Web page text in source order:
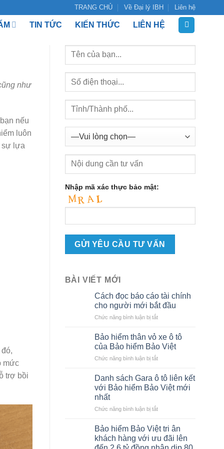
TRANG CHỦ Về Đại lý IBH Liên hệ
TIN TỨC KIẾN THỨC LIÊN HỆ
như
nếu
luôn
sự lựa
mức
trợ bồi
Nhập mã xác thực bảo mật:
BÀI VIẾT MỚI
Cách đọc báo cáo tài chính
cho người mới bắt đầu
Chức năng bình luận bị tắtở
báo
cáo
tài
cho
người
đầu
Bảo hiểm thân vỏ xe ô tô
của Bảo hiểm Bảo Việt
Chức năng bình luận bị tắtở
hiểm
thân
vỏ
ô
của
Bảo
hiểm
Danh sách Gara ô tô liên kết
với Bảo hiểm Bảo Việt mới
nhất
Chức năng bình luận bị tắtở
sách
Gara
ô
Bảo hiểm Bảo Việt tri ân
khách hàng với ưu đãi lên